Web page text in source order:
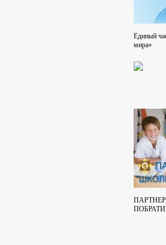
Единый
мира»